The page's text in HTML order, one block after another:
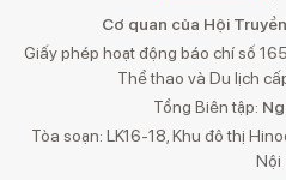
Cơ quan của Hội
Giấy phép hoạt động báo chí số
Thể thao và Du lịch
Tổng Biên tập:
Tòa soạn: LK16-18, Khu đô thị
Nội